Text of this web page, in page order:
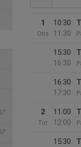
1
Ons
10:30
11:30
15:30
16:30
16:30
17:30
2
Tor
11:00
12:00
15:30